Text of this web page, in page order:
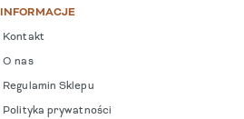
INFORMACJE
Kontakt
O nas
Regulamin Sklepu
Polityka prywatności